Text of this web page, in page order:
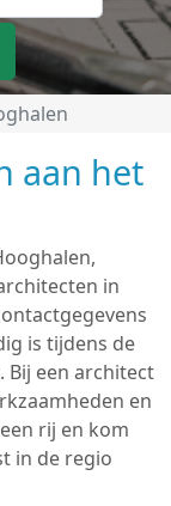
aan het
in
is tijdens de
Bij een architect
en
rij en kom
in de regio